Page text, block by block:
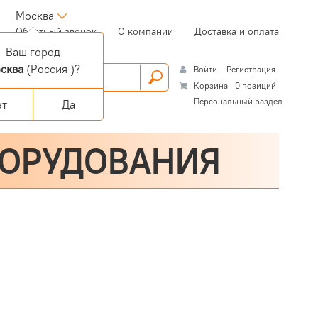
Москва
Обратный звонок(current)О компании Доставка и оплата
Войти
Регистрация
Корзина
0 позиций
Персональный раздел
Ваш город
(Россия )?
Да